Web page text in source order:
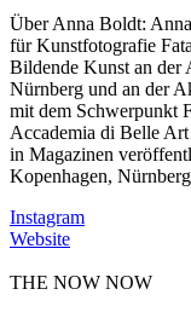
Über Anna Boldt:
für Kunstfotografie
Bildende Kunst an der
Nürnberg und an der
mit dem Schwerpunkt
Accademia di Belle
in Magazinen
Kopenhagen,
Instagram
Website
THE NOW NOW